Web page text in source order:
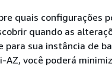
quais configurações
quando as
para sua instância de
AZ, você poderá